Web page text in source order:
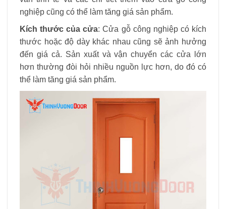
nghiệp cũng có thể làm tăng giá sản phẩm.
Kích thước của cửa: Cửa gỗ công nghiệp có kích
thước hoặc độ dày khác nhau cũng sẽ ảnh hưởng
đến giá cả. Sản xuất và vận chuyển các cửa lớn
hơn thường đòi hỏi nhiều nguồn lực hơn, do đó có
thể làm tăng giá sản phẩm.